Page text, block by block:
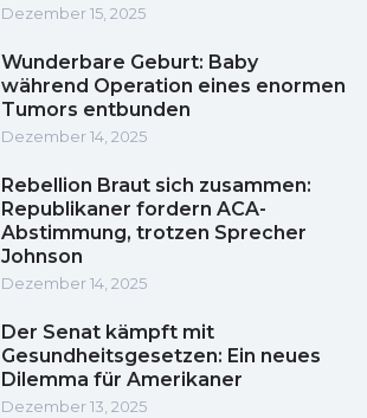
Dezember 15, 2025
Wunderbare Geburt: Baby
während Operation eines enormen
Tumors entbunden
Dezember 14, 2025
Rebellion Braut sich zusammen:
Republikaner fordern ACA-
Abstimmung, trotzen Sprecher
Johnson
Dezember 14, 2025
Der Senat kämpft mit
Gesundheitsgesetzen: Ein neues
Dilemma für Amerikaner
Dezember 13, 2025